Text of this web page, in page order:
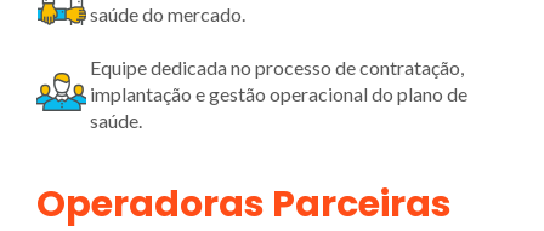
saúde do mercado.
Equipe dedicada no processo de contratação,
implantação e gestão operacional do plano de
saúde.
Operadoras Parceiras